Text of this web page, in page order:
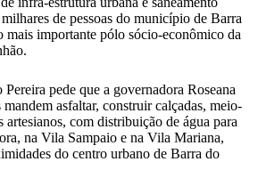
de pessoas do município de Barra
mais importante pólo sócio-econômico da
pede que a governadora Roseana
mandem asfaltar, construir calçadas, meio-
artesianos, com distribuição de água para
na Vila Sampaio e na Vila Mariana,
do centro urbano de Barra do